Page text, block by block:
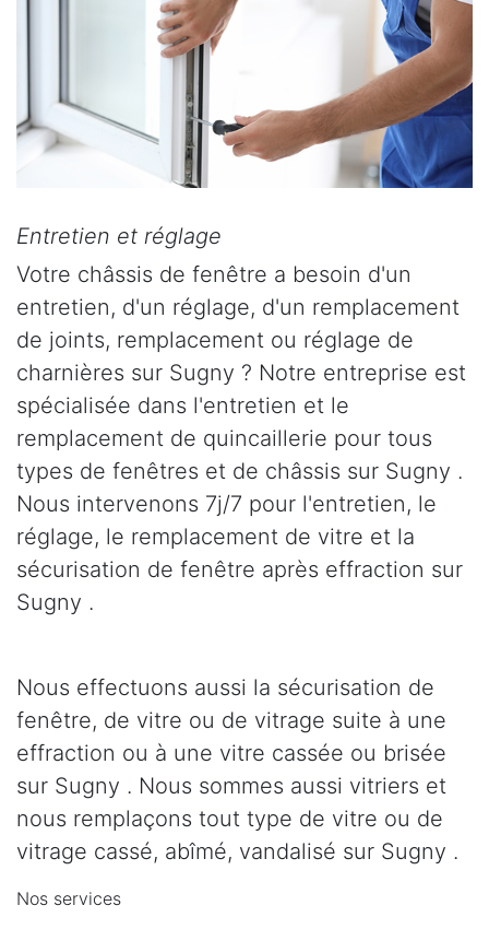
Entretien et réglage
Votre châssis de fenêtre a besoin d'un
entretien, d'un réglage, d'un remplacement
de joints, remplacement ou réglage de
charnières sur Sugny ? Notre entreprise est
spécialisée dans l'entretien et le
remplacement de quincaillerie pour tous
types de fenêtres et de châssis sur Sugny .
Nous intervenons 7j/7 pour l'entretien, le
réglage, le remplacement de vitre et la
sécurisation de fenêtre après effraction sur
Sugny .
Nous effectuons aussi la sécurisation de
fenêtre, de vitre ou de vitrage suite à une
effraction ou à une vitre cassée ou brisée
sur Sugny . Nous sommes aussi vitriers et
nous remplaçons tout type de vitre ou de
vitrage cassé, abîmé, vandalisé sur Sugny .
Nos services